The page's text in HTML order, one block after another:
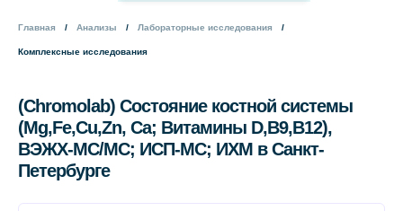
Главная Анализы Лабораторные исследования
Комплексные исследования
(Chromolab) Состояние костной системы
(Mg,Fe,Cu,Zn, Cа; Витамины D,B9,B12),
ВЭЖХ-МС/МС; ИСП-МС; ИХМ в Санкт-
Петербурге